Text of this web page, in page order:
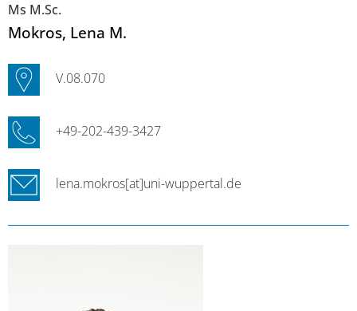
Ms M.Sc.
Mokros, Lena M.
V.08.070
+49-202-439-3427
lena.mokros[at]uni-wuppertal.de